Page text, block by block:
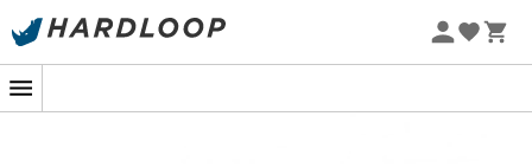
Letní akce 🔥 -5 % EXTRA při nákupu 2 produktů* s kódem